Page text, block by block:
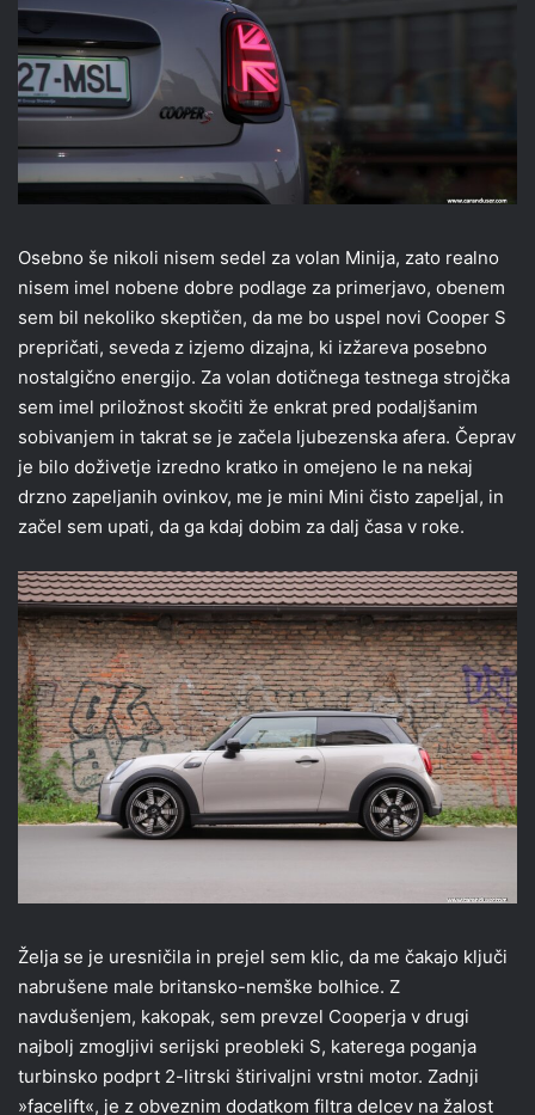
Osebno še nikoli nisem sedel za volan Minija, zato realno
nisem imel nobene dobre podlage za primerjavo, obenem
sem bil nekoliko skeptičen, da me bo uspel novi Cooper S
prepričati, seveda z izjemo dizajna, ki izžareva posebno
nostalgično energijo. Za volan dotičnega testnega strojčka
sem imel priložnost skočiti že enkrat pred podaljšanim
sobivanjem in takrat se je začela ljubezenska afera. Čeprav
je bilo doživetje izredno kratko in omejeno le na nekaj
drzno zapeljanih ovinkov, me je mini Mini čisto zapeljal, in
začel sem upati, da ga kdaj dobim za dalj časa v roke.
Želja se je uresničila in prejel sem klic, da me čakajo ključi
nabrušene male britansko-nemške bolhice. Z
navdušenjem, kakopak, sem prevzel Cooperja v drugi
najbolj zmogljivi serijski preobleki S, katerega poganja
turbinsko podprt 2-litrski štirivaljni vrstni motor. Zadnji
»facelift«, je z obveznim dodatkom filtra delcev na žalost